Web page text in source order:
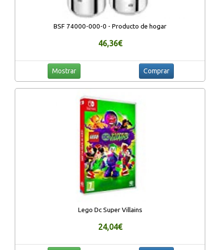
BSF 74000-000-0 - Producto de hogar
46,36€
Mostrar Comprar
Lego Dc Super Villains
24,04€